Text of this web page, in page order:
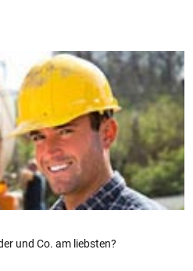
und Co. am liebsten?